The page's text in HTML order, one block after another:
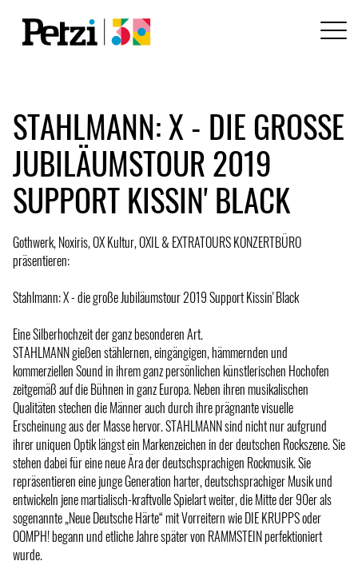
STAHLMANN: X - DIE GROSSE J
UBILÄUMSTOUR 2019 S
UPPORT KISSIN' BLACK
Gothwerk, Noxiris, OX Kultur, OXIL & EXTRATOURS KONZERTBÜRO
präsentieren:
Stahlmann: X - die große Jubiläumstour 2019 Support Kissin' Black
Eine Silberhochzeit der ganz besonderen Art.
STAHLMANN gießen stählernen, eingängigen, hämmernden und
kommerziellen Sound in ihrem ganz persönlichen künstlerischen Hochofen
zeitgemäß auf die Bühnen in ganz Europa. Neben ihren musikalischen
Qualitäten stechen die Männer auch durch ihre prägnante visuelle
Erscheinung aus der Masse hervor. STAHLMANN sind nicht nur aufgrund
ihrer uniquen Optik längst ein Markenzeichen in der deutschen Rockszene. Sie
stehen dabei für eine neue Ära der deutschsprachigen Rockmusik. Sie
repräsentieren eine junge Generation harter, deutschsprachiger Musik und
entwickeln jene martialisch-kraftvolle Spielart weiter, die Mitte der 90er als
sogenannte „Neue Deutsche Härte“ mit Vorreitern wie DIE KRUPPS oder
OOMPH! begann und etliche Jahre später von RAMMSTEIN perfektioniert
wurde.